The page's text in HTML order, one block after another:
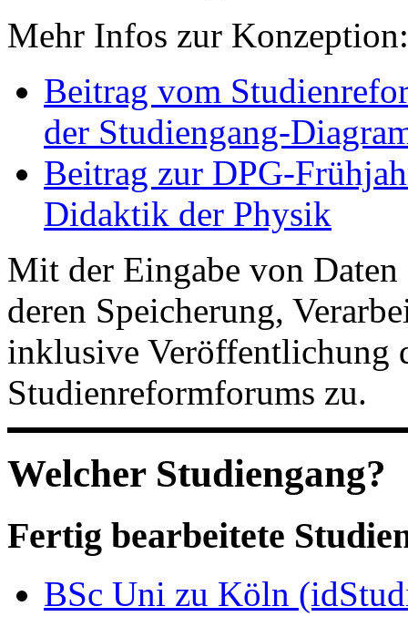
Mehr Infos zur Konzeption:
Beitrag vom
der Studiengang-
Beitrag zur DPG-
Didaktik der Physik
Mit der Eingabe von Daten
deren Speicherung,
inklusive Veröffentlichung
Studienreformforums zu.
Welcher Studiengang?
Fertig bearbeitete
BSc Uni zu Köln